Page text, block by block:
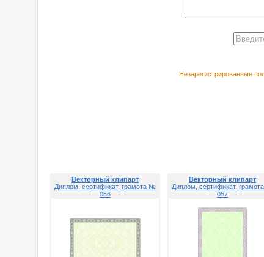
Незарегистрированные
Векторный клипарт
Диплом, сертификат, грамота №
056
Векторный клипарт
Диплом, сертификат,
057